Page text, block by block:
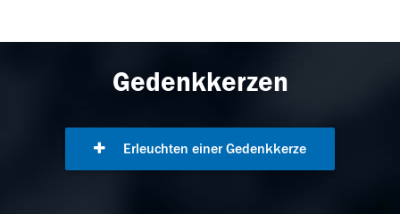
Gedenkkerzen
Erleuchten einer Gedenkkerze